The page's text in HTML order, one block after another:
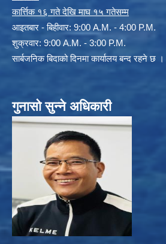
कार्त्तिक १६ गते देखि माघ १५ गतेसम्म
आइतबार - बिहीवार: 9:00 A.M. - 4:00 P.M.
शुक्रवार: 9:00 A.M. - 3:00 P.M.
सार्बजनिक बिदाको दिनमा कार्यालय बन्द रहने छ ।
गुनासो सुन्ने अधिकारी